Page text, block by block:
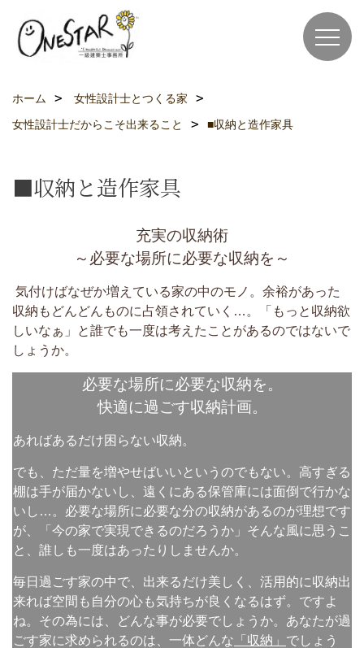
ホーム
女性設計士とつくる家
女性設計士だからこそ出来ること
■収納と造作家具
■収納と造作家具
充実の収納術
～必要な場所に必要な収納を～
気付けばなぜか増えている家の中のモノ。余裕があった
収納もどんどんものに占領されていく…。「もっと収納欲
しいなぁ」と誰でも一度は考えたことがあるのではないで
しょうか。
必要な場所に必要な収納を。
快適に過ごす収納計画。
あればあるだけ困らない収納。
でも、ただ量を増やせばいいというのでもない。高すぎる
棚は手が届かないし、遠くにある保管庫には面倒で行かな
いし…。必要な場所に必要な分の収納があるのが理想です
が、「今の家で実現できるのだろうか」そんな風に思うこ
と、誰しも一度はあったりしませんか。
毎日過ごす家の中で、出来るだけ美しく、活用的に収納出
来れば空間も自分の心も気持ちが良くなるはず。ですよ
ね。その為には、どんな事が必要でしょうか。あなたが過
ごす家に求められるのは、一体どんな 「収納」 でしょう